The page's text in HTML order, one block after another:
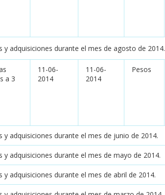
adquisiciones durante el mes de agosto de 2014.
a 3
11-06-
2014
11-06-
2014
Pesos
adquisiciones durante el mes de junio de 2014.
adquisiciones durante el mes de mayo de 2014.
adquisiciones durante el mes de abril de 2014.